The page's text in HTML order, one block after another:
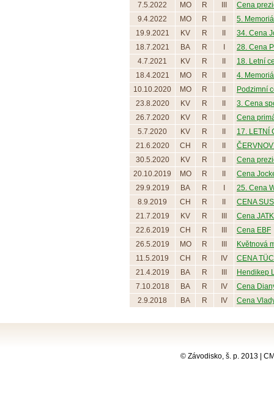
7.5.2022
MO R
Cena
9.4.2022
MO R
5.
19.9.2021
KV R
34. Cena
18.7.2021
BA R
28. Cena
4.7.2021
KV R
18. Letní
18.4.2021
MO R
4.
10.10.2020
MO R
Podzimní
23.8.2020
KV R
3. Cena
26.7.2020
KV R
Cena
5.7.2020
KV R
17. LETNÍ
21.6.2020
CH R
30.5.2020
KV R
Cena
20.10.2019
MO R
Cena
29.9.2019
BA R
25. Cena
8.9.2019
CH R
CENA
21.7.2019
KV R
Cena
22.6.2019
CH R
Cena EBF
26.5.2019
MO R
Květnová
11.5.2019
CH R IV
CENA
21.4.2019
BA R
Hendikep
7.10.2018
BA R IV
Cena
2.9.2018
BA R IV Cena
© Závodisko, š. p. 2013 |